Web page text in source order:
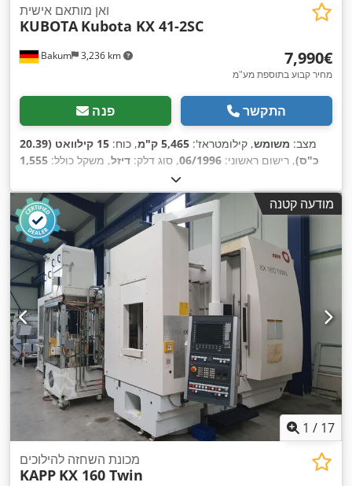
Bakum 3,236 km
ואן מותאם אישית
KUBOTA Kubota KX 41-2SC
‏7,990 ‏€
מחיר קבוע בתוספת מע"מ
פנה התקשר
מצב: משומש, קילומטראז': 5,465 ק"מ , כוח:
15 קילוואט (20.39
כ"ס), רישום ראשוני: 06/1996, סוג דלק: דיזל, משקל כולל: 1,555
קבינת יום
ייצור:1996, שעות עבודה: 5,465 h , ציוד:רישום משאית, תא נהג ,
מודעה קטנה
1 / 17
מכונת השחזה להילוכים
KAPP KX 160 Twin